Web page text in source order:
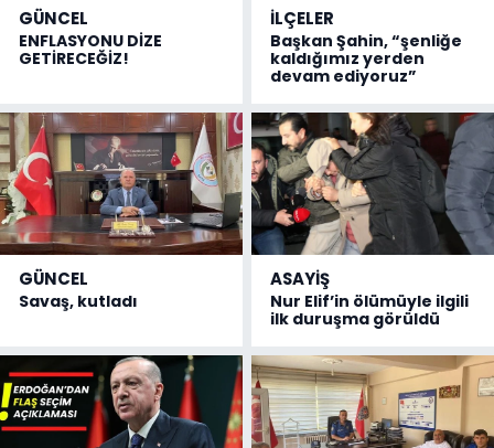
GÜNCEL
ENFLASYONU DİZE
GETİRECEĞİZ!
İLÇELER
Başkan Şahin, “şenliğe
kaldığımız yerden
devam ediyoruz”
GÜNCEL
Savaş, kutladı
ASAYİŞ
Nur Elif’in ölümüyle ilgili
ilk duruşma görüldü